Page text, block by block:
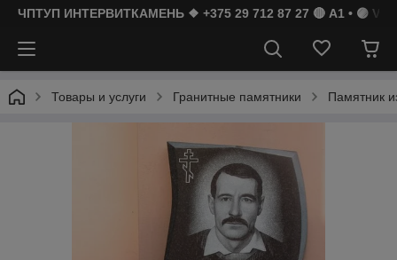
ЧПТУП ИНТЕРВИТКАМЕНЬ ❖ +375 29 712 87 27 🔴 A1 • 🟣
Товары и услуги Гранитные памятники Памятник